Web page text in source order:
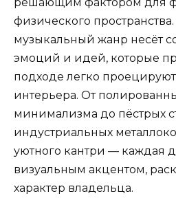
физического
музыкальный жанр несёт
эмоций и идей, которые
подходе легко
интерьера. От
минимализма до пёстрых
индустриальных
уютного кантри — каждая
визуальным акцентом,
характер владельца.